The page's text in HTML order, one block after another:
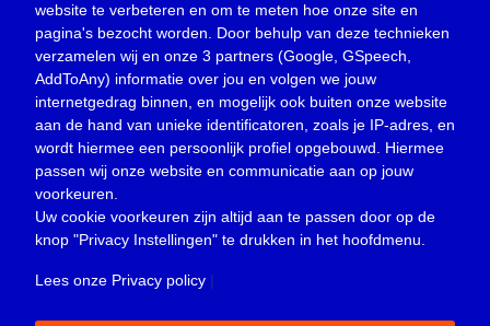
Media(156)
Nieuws (23.330)
Oproep(734)
Overlijden(39)
Podcast(18)
prijsvraag (5)
Religie (1.438)
Service(226)
website te verbeteren en om te meten hoe onze site en
pagina's bezocht worden. Door behulp van deze technieken
verzamelen wij en onze 3 partners (Google, GSpeech,
AddToAny) informatie over jou en volgen we jouw
internetgedrag binnen, en mogelijk ook buiten onze website
aan de hand van unieke identificatoren, zoals je IP-adres, en
wordt hiermee een persoonlijk profiel opgebouwd. Hiermee
passen wij onze website en communicatie aan op jouw
voorkeuren.
Uw cookie voorkeuren zijn altijd aan te passen door op de
knop "Privacy Instellingen" te drukken in het hoofdmenu.
Lees onze Privacy policy |